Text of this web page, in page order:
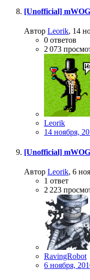
[Unofficial]
Автор Leorik, 14
0 ответов
2 073
Leorik
14 ноября,
[Unofficial]
Автор Leorik, 6
1 ответ
2 223
RavingRobot
6 ноября,